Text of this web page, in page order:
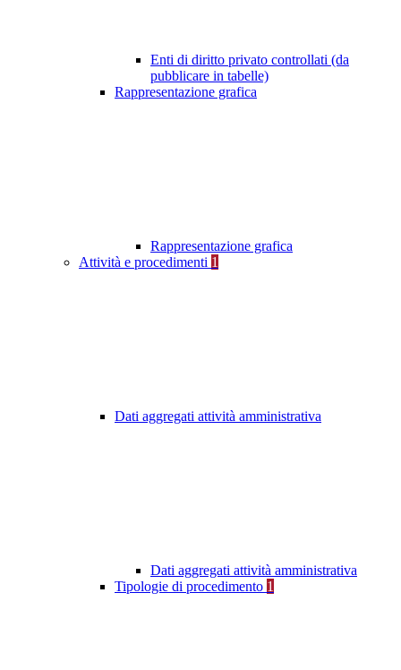
Enti di diritto privato controllati (da
pubblicare in tabelle)
Rappresentazione grafica
Rappresentazione grafica
Attività e procedimenti 1
Dati aggregati attività amministrativa
Dati aggregati attività amministrativa
Tipologie di procedimento 1